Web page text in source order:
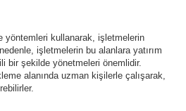
yöntemleri kullanarak, işletmelerin
işletmelerin bu alanlara yatırım
bir şekilde yönetmeleri önemlidir.
alanında uzman kişilerle çalışarak,